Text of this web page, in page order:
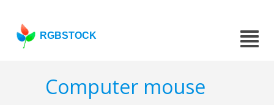
RGBSTOCK
Computer mouse